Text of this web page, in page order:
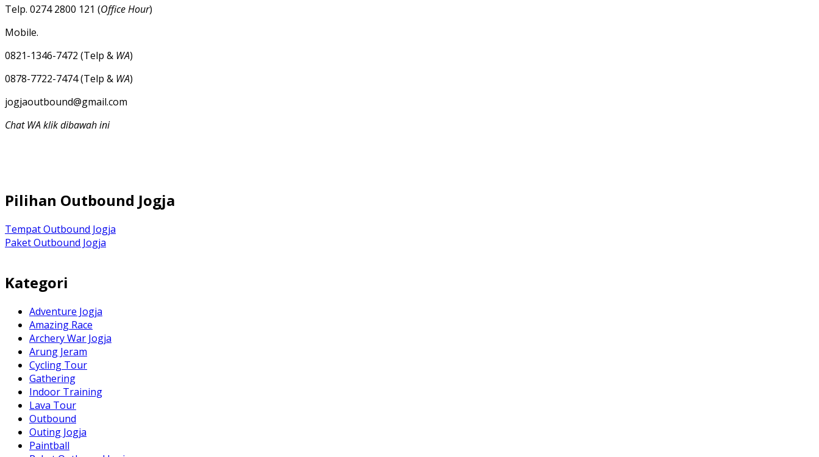
Telp. 0274 2800 121 (Office Hour)
Mobile.
0821-1346-7472 (Telp & WA)
0878-7722-7474 (Telp & WA)
jogjaoutbound@gmail.com
Chat WA klik dibawah ini
Pilihan Outbound Jogja
Tempat Outbound Jogja
Paket Outbound Jogja
Kategori
Adventure Jogja
Amazing Race
Archery War Jogja
Arung Jeram
Cycling Tour
Gathering
Indoor Training
Lava Tour
Outbound
Outing Jogja
Paintball